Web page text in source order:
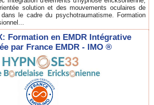
solution et des mouvements oculaires de
le cadre du psychotraumatisme. Formation
Formation en EMDR Intégrative
par France EMDR - IMO ®